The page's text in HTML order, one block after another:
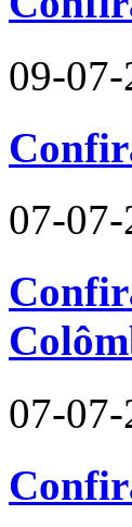
09-
07-
07-